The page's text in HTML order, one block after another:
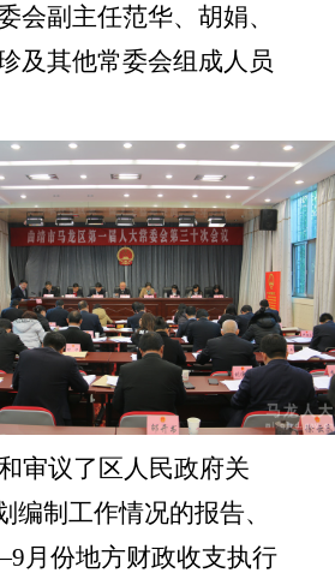
会副主任范华、胡娟、
及其他常委会组成人员
审议了区人民政府关
编制工作情况的报告、
月份地方财政收支执行